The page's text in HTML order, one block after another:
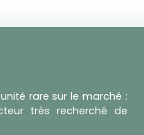
rare sur le marché :
très recherché de